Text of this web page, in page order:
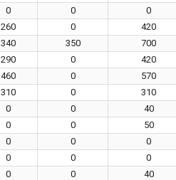
0 0 0
260 0 420
340 350 700
290 0 420
460 0 570
310 0 310
0 0 40
0 0 50
0 0 0
0 0 0
0 0 40